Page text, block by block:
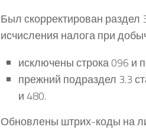
Был скорректирован раздел
исчисления налога при
исключены строка 096 и
прежний подраздел 3.3
и 480.
Обновлены штрих-коды на